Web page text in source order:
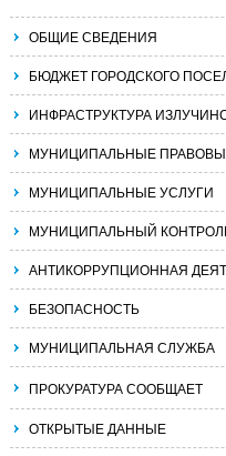
ОБЩИЕ СВЕДЕНИЯ
БЮДЖЕТ ГОРОДСКОГО
ИНФРАСТРУКТУРА
МУНИЦИПАЛЬНЫЕ
МУНИЦИПАЛЬНЫЕ УСЛУГИ
МУНИЦИПАЛЬНЫЙ
АНТИКОРРУПЦИОННАЯ
БЕЗОПАСНОСТЬ
МУНИЦИПАЛЬНАЯ СЛУЖБА
ПРОКУРАТУРА СООБЩАЕТ
ОТКРЫТЫЕ ДАННЫЕ